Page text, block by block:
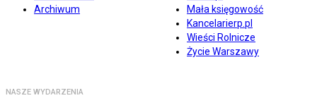
Archiwum
Mała księgowość
Kancelarierp.pl
Wieści Rolnicze
Życie Warszawy
NASZE WYDARZENIA